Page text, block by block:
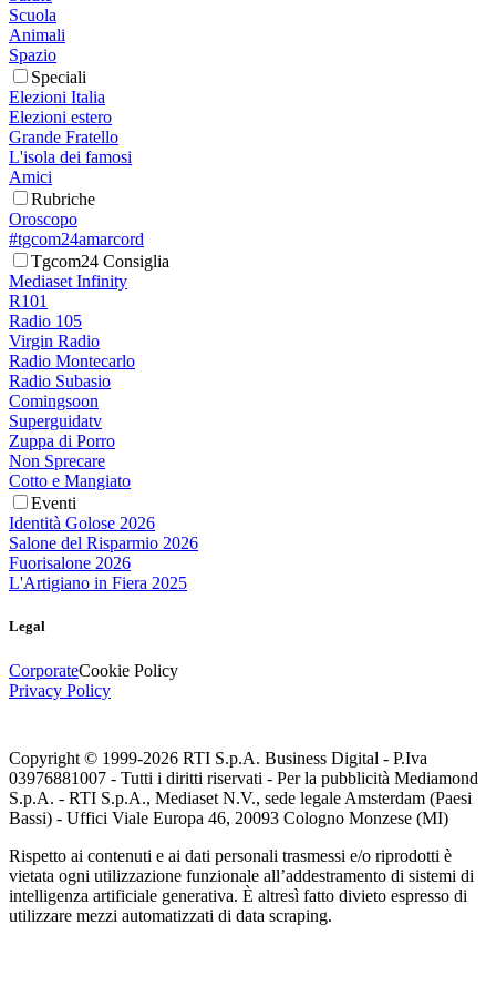
Scuola
Animali
Spazio
Speciali
Elezioni Italia
Elezioni estero
Grande Fratello
L'isola dei famosi
Amici
Rubriche
Oroscopo
#tgcom24amarcord
Tgcom24 Consiglia
Mediaset Infinity
R101
Radio 105
Virgin Radio
Radio Montecarlo
Radio Subasio
Comingsoon
Superguidatv
Zuppa di Porro
Non Sprecare
Cotto e Mangiato
Eventi
Identità Golose 2026
Salone del Risparmio 2026
Fuorisalone 2026
L'Artigiano in Fiera 2025
Legal
CorporateCookie Policy
Privacy Policy
Copyright © 1999-2026 RTI S.p.A. Business Digital - P.Iva
03976881007 - Tutti i diritti riservati - Per la pubblicità Mediamond
S.p.A. - RTI S.p.A., Mediaset N.V., sede legale Amsterdam (Paesi
Bassi) - Uffici Viale Europa 46, 20093 Cologno Monzese (MI)
Rispetto ai contenuti e ai dati personali trasmessi e/o riprodotti è
vietata ogni utilizzazione funzionale all’addestramento di sistemi di
intelligenza artificiale generativa. È altresì fatto divieto espresso di
utilizzare mezzi automatizzati di data scraping.